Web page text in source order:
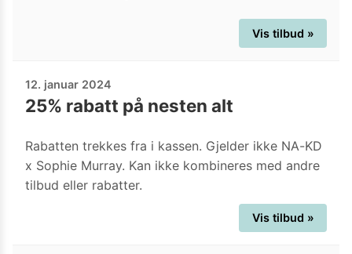
Vis tilbud »
12. januar 2024
25% rabatt på nesten alt
Rabatten trekkes fra i kassen. Gjelder ikke NA-KD
x Sophie Murray. Kan ikke kombineres med andre
tilbud eller rabatter.
Vis tilbud »